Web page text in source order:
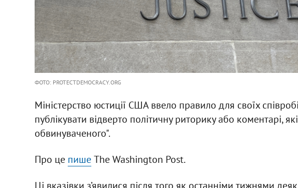
ФОТО: PROTECTDEMOCRACY.ORG
Міністерство юстиції США ввело правило для своїх
публікувати відверто політичну риторику або коментарі,
обвинуваченого".
Про це пишеThe Washington Post.